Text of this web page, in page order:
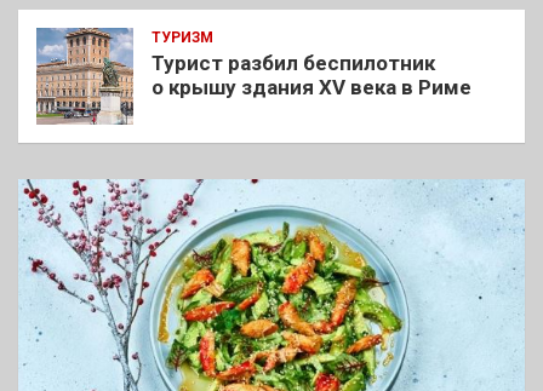
ТУРИЗМ
Турист разбил беспилотник
о крышу здания XV века в Риме